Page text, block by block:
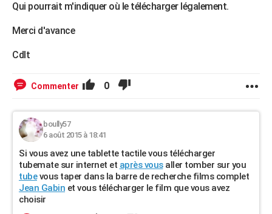
Qui pourrait m'indiquer où le télécharger légalement.
Merci d'avance
Cdlt
Commenter 0
boully57
6 août 2015 à 18:41
Si vous avez une tablette tactile vous télécharger
tubemate sur internet et après vousaller tomber sur you
tubevous taper dans la barre de recherche films complet
Jean Gabin et vous télécharger le film que vous avez
choisir